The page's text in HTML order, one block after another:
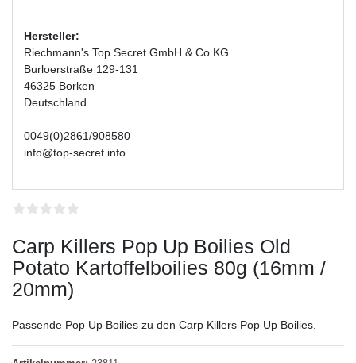
Hersteller:
Riechmann's Top Secret GmbH & Co KG
Burloerstraße 129-131
46325 Borken
Deutschland
0049(0)2861/908580
info@top-secret.info
Carp Killers Pop Up Boilies Old
Potato Kartoffelboilies 80g (16mm /
20mm)
Passende Pop Up Boilies zu den Carp Killers Pop Up Boilies.